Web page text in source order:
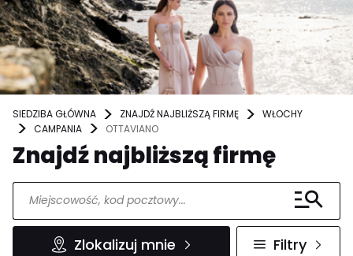
SIEDZIBA GŁÓWNA ZNAJDŹ NAJBLIŻSZĄ FIRMĘ
WŁOCHY
CAMPANIA
OTTAVIANO
Znajdź najbliższą firmę
Zlokalizuj mnie Filtry